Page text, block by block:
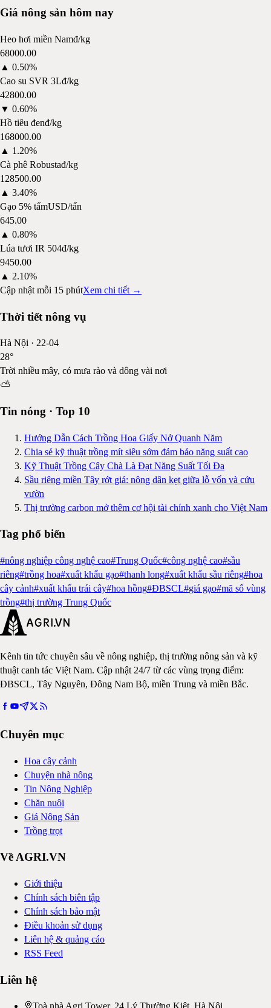
Giá nông sản hôm nay
Heo hơi miền Namđ/kg
68000.00
▲ 0.50%
Cao su SVR 3Lđ/kg
42800.00
▼ 0.60%
Hồ tiêu đenđ/kg
168000.00
▲ 1.20%
Cà phê Robustađ/kg
128500.00
▲ 3.40%
Gạo 5% tấmUSD/tấn
645.00
▲ 0.80%
Lúa tươi IR 504đ/kg
9450.00
▲ 2.10%
Cập nhật mỗi 15 phútXem chi tiết →
Thời tiết nông vụ
Hà Nội · 22-04
28°
Trời nhiều mây, có mưa rào và dông vài nơi
⛅
Tin nóng · Top 10
Hướng Dẫn Cách Trồng Hoa Giấy Nở Quanh Năm
Chia sẻ kỹ thuật trồng mít siêu sớm đảm bảo năng suất cao
Kỹ Thuật Trồng Cây Chà Là Đạt Năng Suất Tối Đa
Sầu riêng miền Tây rớt giá: nông dân kẹt giữa lỗ vốn và cứu
vườn
Thị trường carbon mở thêm cơ hội tài chính xanh cho Việt Nam
Tag phổ biến
#nông nghiệp công nghệ cao#Trung Quốc#công nghệ cao#sầu
riêng#trồng hoa#xuất khẩu gạo#thanh long#xuất khẩu sầu riêng#hoa
cây cảnh#xuất khẩu trái cây#hoa hồng#ĐBSCL#giá gạo#mã số vùng
trồng#thị trường Trung Quốc
Kênh tin tức chuyên sâu về nông nghiệp, thị trường nông sản và kỹ
thuật canh tác Việt Nam. Cập nhật 24/7 từ các vùng trọng điểm:
ĐBSCL, Tây Nguyên, Đông Nam Bộ, miền Trung và miền Bắc.
Chuyên mục
Hoa cây cảnh
Chuyện nhà nông
Tin Nông Nghiệp
Chăn nuôi
Giá Nông Sản
Trồng trọt
Về AGRI.VN
Giới thiệu
Chính sách biên tập
Chính sách bảo mật
Điều khoản sử dụng
Liên hệ & quảng cáo
RSS Feed
Liên hệ